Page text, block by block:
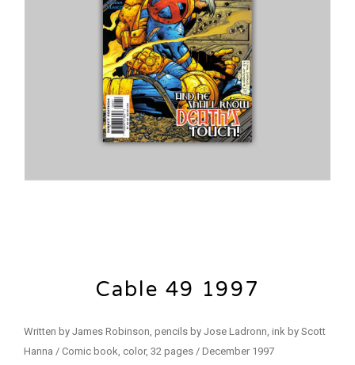
Cable 49 1997
Written by James Robinson, pencils by Jose Ladronn, ink by Scott
Hanna / Comic book, color, 32 pages / December 1997